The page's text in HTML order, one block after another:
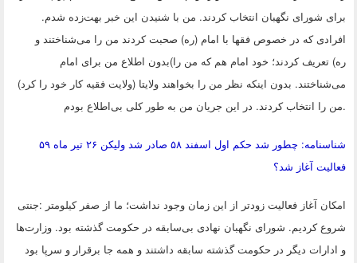
برای شورای نگهبان انتخاب کردند. من با شنیدن این خبر بهت‌زده شدم.
افرادی که در خصوص فقها با امام (ره) صحبت کردند من را می‌شناختند و
بدون اطلاع من برای امام(ره) تعریف کردند؛ خود امام هم که من را
می‌شناختند. بدون اینکه نظر من را بخواهند ولایتا (ولایت فقیه کار خود را کرد)
من را انتخاب کردند. در این جریان من به طور کلی بی‌اطلاع بودم.
شناسنامه: چطور شد حکم اول اسفند ۵۸ صادر شد ولیکن ۲۶ تیر ماه ۵۹
فعالیت آغاز شد؟
جنتی: امکان آغاز فعالیت زودتر از این زمان وجود نداشت؛ ما از صفر کیلومتر
شروع کردیم. شورای نگهبان نهادی بی‌سابقه در حکومت گذشته بود. وزارت‌ها
و ادارات دیگر در حکومت گذشته سابقه داشتند و همه جا برقرار و سرپا بود